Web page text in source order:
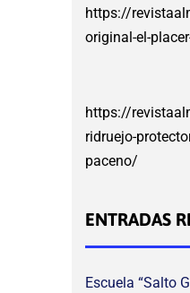
https://
original-el-
https://
ridruejo-
paceno/
ENTRADAS
Escuela “Salto